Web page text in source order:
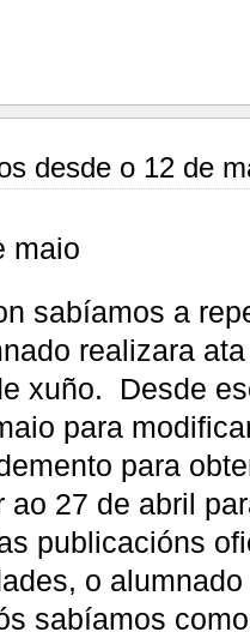
desde o 12 de
maio
sabíamos a
realizara
xuño. Desde
para
para
ao 27 de abril
publicacións
o
sabíamos